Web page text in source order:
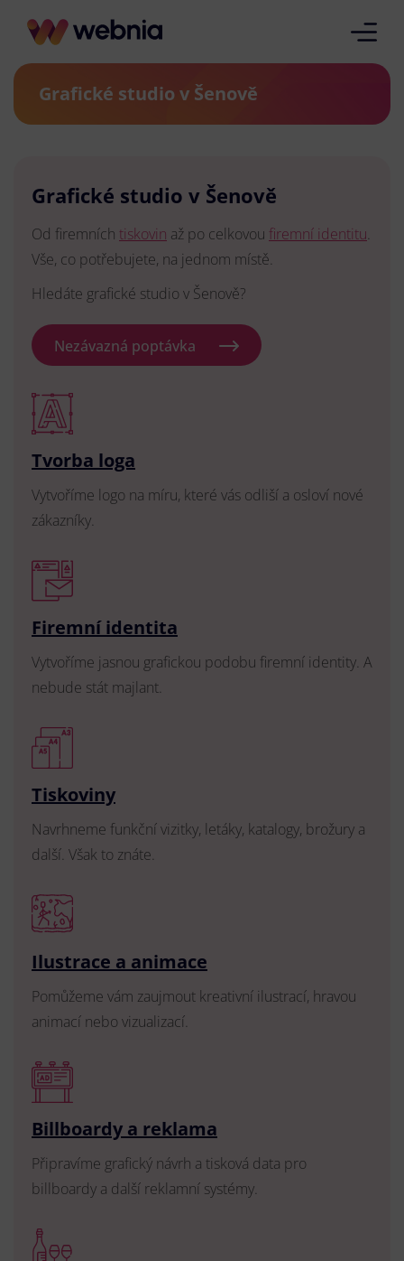
Grafické studio v Šenově
Grafické studio v Šenově
Od firemních tiskovin až po celkovou firemní identitu.
Vše, co potřebujete, na jednom místě.
Hledáte grafické studio v Šenově?
Nezávazná poptávka
Tvorba loga
Vytvoříme logo na míru, které vás odliší a osloví nové
zákazníky.
Firemní identita
Vytvoříme jasnou grafickou podobu firemní identity. A
nebude stát majlant.
Tiskoviny
Navrhneme funkční vizitky, letáky, katalogy, brožury a
další. Však to znáte.
Ilustrace a animace
Pomůžeme vám zaujmout kreativní ilustrací, hravou
animací nebo vizualizací.
Billboardy a reklama
Připravíme grafický návrh a tisková data pro
billboardy a další reklamní systémy.